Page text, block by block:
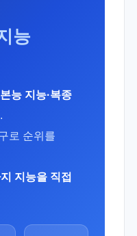
능
능 지능·복종
로 순위를
지능을 직접